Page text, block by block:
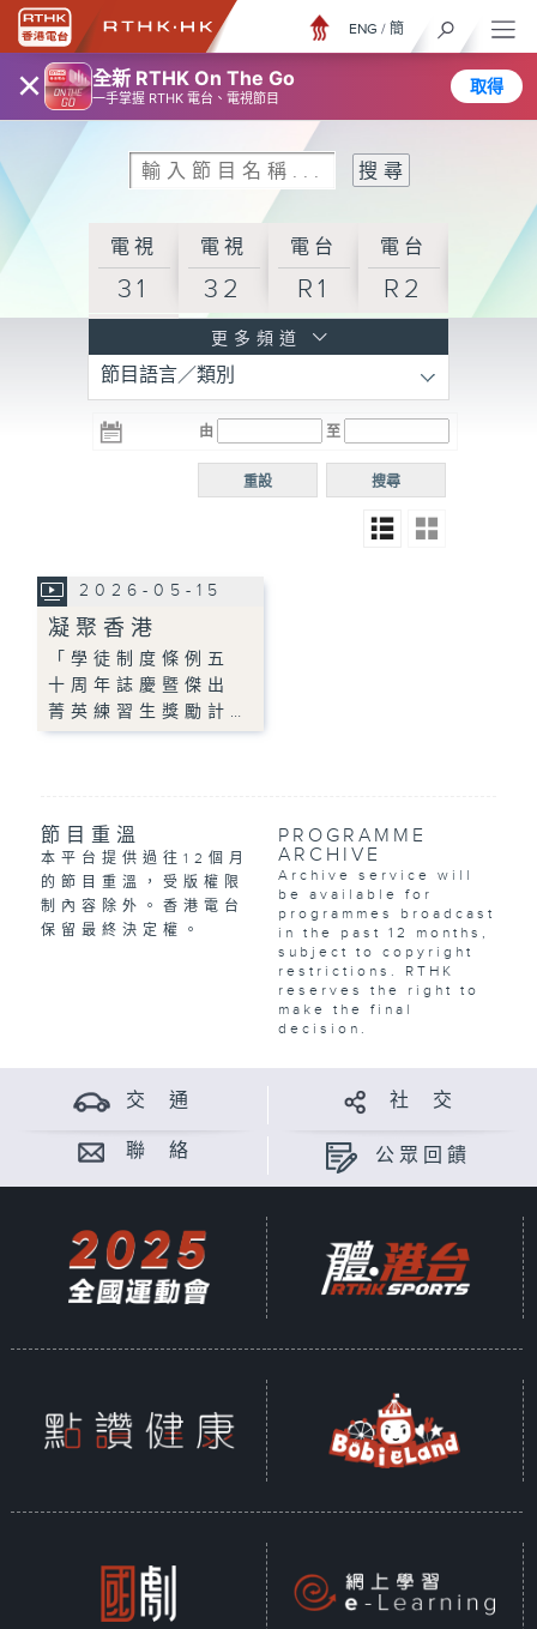
× 全新 RTHK On The Go
一手掌握 RTHK 電台、電視節目
取得
ENG / 簡
電視
31
電視
32
電台
R1
電台
R2
R3
電台 電台
R5
電台
普通
更多頻道
節目語言／類別
由 至
搜尋
重設
2026-05-15
凝聚香港
「學徒制度條例五
十周年誌慶暨傑出
菁英練習生獎勵計…
節目重溫
本平台提供過往12個月
的節目重溫，受版權限
制內容除外。香港電台
保留最終決定權。
PROGRAMME
ARCHIVE
Archive service will
be available for
programmes broadcast
in the past 12 months,
subject to copyright
restrictions. RTHK
reserves the right to
make the final
decision.
交 通 社 交
聯 絡 公眾回饋